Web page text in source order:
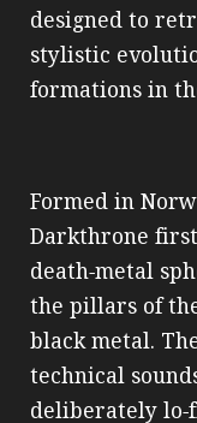
designed to
stylistic
formations in
Formed in
Darkthrone
death‑metal
the pillars of
black metal.
technical
deliberately